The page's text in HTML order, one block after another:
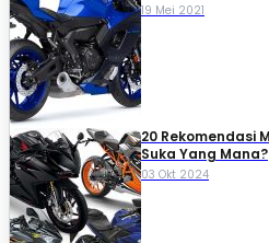
19 Mei 2021
20 Rekomendasi
Suka Yang Mana?
03 Okt 2024